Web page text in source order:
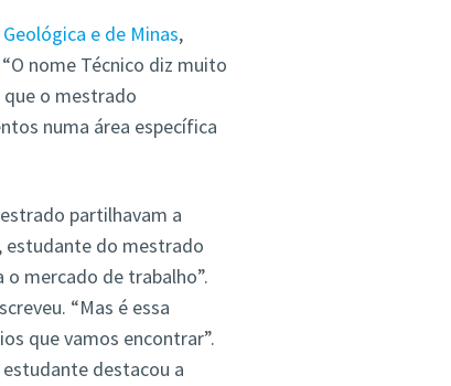
e de Minas,
nome Técnico diz muito
o mestrado
numa área específica
partilhavam a
estudante do mestrado
mercado de trabalho”.
“Mas é essa
que vamos encontrar”.
destacou a